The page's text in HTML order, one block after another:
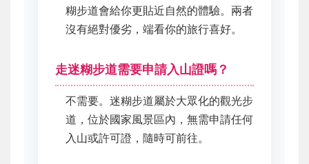
糊步道會給你更貼近自然的體驗。兩者
沒有絕對優劣，端看你的旅行喜好。
走迷糊步道需要申請入山證嗎？
不需要。迷糊步道屬於大眾化的觀光步
道，位於國家風景區內，無需申請任何
入山或許可證，隨時可前往。